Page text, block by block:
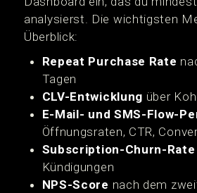
analysierst. Die wichtigsten
Überblick:
Repeat Purchase Rate
Tagen
CLV-Entwicklung über
E-Mail- und SMS-Flow-
Öffnungsraten, CTR,
Subscription-Churn-Rate
Kündigungen
NPS-Score nach dem